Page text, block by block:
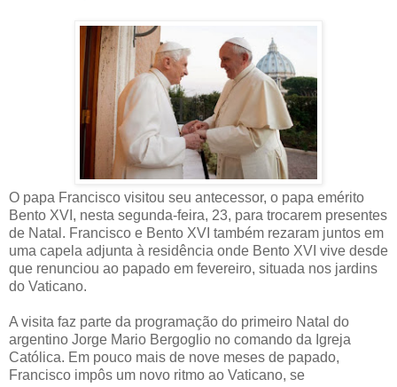
O papa Francisco visitou seu antecessor, o papa emérito
Bento XVI, nesta segunda-feira, 23, para trocarem presentes
de Natal. Francisco e Bento XVI também rezaram juntos em
uma capela adjunta à residência onde Bento XVI vive desde
que renunciou ao papado em fevereiro, situada nos jardins
do Vaticano.
A visita faz parte da programação do primeiro Natal do
argentino Jorge Mario Bergoglio no comando da Igreja
Católica. Em pouco mais de nove meses de papado,
Francisco impôs um novo ritmo ao Vaticano, se